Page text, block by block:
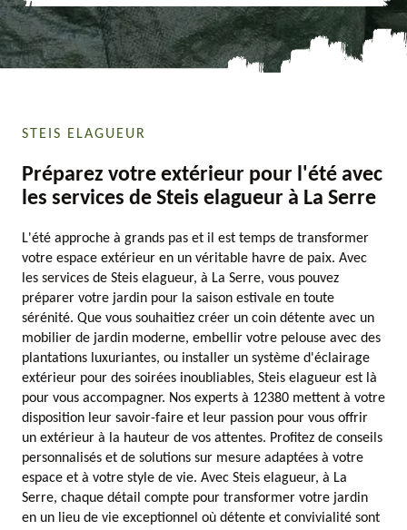
STEIS ELAGUEUR
Préparez votre extérieur pour l'été avec
les services de Steis elagueur à La Serre
L'été approche à grands pas et il est temps de transformer
votre espace extérieur en un véritable havre de paix. Avec
les services de Steis elagueur, à La Serre, vous pouvez
préparer votre jardin pour la saison estivale en toute
sérénité. Que vous souhaitiez créer un coin détente avec un
mobilier de jardin moderne, embellir votre pelouse avec des
plantations luxuriantes, ou installer un système d'éclairage
extérieur pour des soirées inoubliables, Steis elagueur est là
pour vous accompagner. Nos experts à 12380 mettent à votre
disposition leur savoir-faire et leur passion pour vous offrir
un extérieur à la hauteur de vos attentes. Profitez de conseils
personnalisés et de solutions sur mesure adaptées à votre
espace et à votre style de vie. Avec Steis elagueur, à La
Serre, chaque détail compte pour transformer votre jardin
en un lieu de vie exceptionnel où détente et convivialité sont